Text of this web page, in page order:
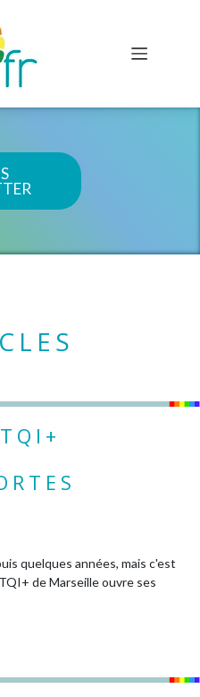
quelques années, mais c'est
de Marseille ouvre ses